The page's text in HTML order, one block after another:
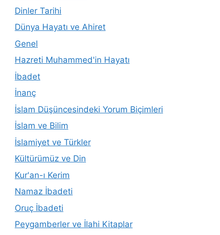
Dinler Tarihi
Dünya Hayatı ve Ahiret
Genel
Hazreti Muhammed'in Hayatı
İbadet
İnanç
İslam Düşüncesindeki Yorum Biçimleri
İslam ve Bilim
İslamiyet ve Türkler
Kültürümüz ve Din
Kur'an-ı Kerim
Namaz İbadeti
Oruç İbadeti
Peygamberler ve İlahi Kitaplar